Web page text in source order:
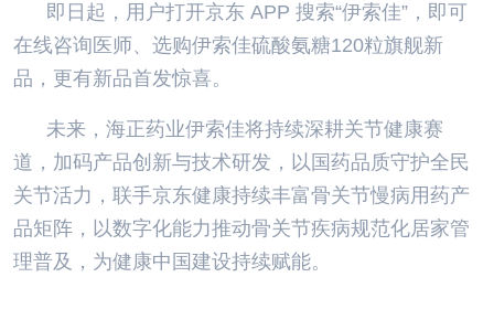
即日起，用户打开京东 APP 搜索“伊索佳”，即可
在线咨询医师、选购伊索佳硫酸氨糖120粒旗舰新
品，更有新品首发惊喜。
未来，海正药业伊索佳将持续深耕关节健康赛
道，加码产品创新与技术研发，以国药品质守护全民
关节活力，联手京东健康持续丰富骨关节慢病用药产
品矩阵，以数字化能力推动骨关节疾病规范化居家管
理普及，为健康中国建设持续赋能。